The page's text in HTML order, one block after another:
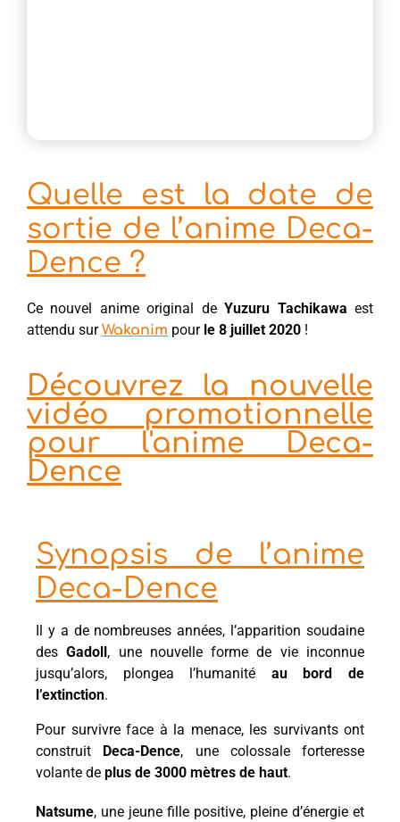
Quelle est la date de
sortie de l’anime Deca-
Dence ?
Ce nouvel anime original deYuzuru Tachikawa est
attendu surWakanim pour le 8 juillet 2020 !
Découvrez la nouvelle
vidéo promotionnelle
pour l'anime Deca-
Dence
Synopsis de l’anime
Deca-Dence
Il y a de nombreuses années, l’apparition soudaine
desGadoll , une nouvelle forme de vie inconnue
jusqu’alors, plongea l’humanité au bord de
l’extinction.
Pour survivre face à la menace, les survivants ont
construit
Deca-Dence, une colossale forteresse
volante de plus de 3000 mètres de haut.
Natsume, une jeune fille positive, pleine d’énergie et